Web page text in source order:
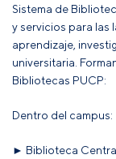
Sistema de
y servicios para las
aprendizaje,
universitaria.
Bibliotecas PUCP:
Dentro del campus:
► Biblioteca